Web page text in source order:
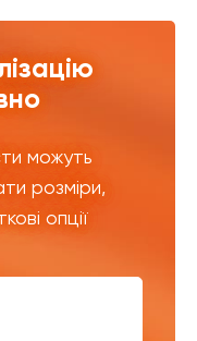
можуть
розміри,
опції